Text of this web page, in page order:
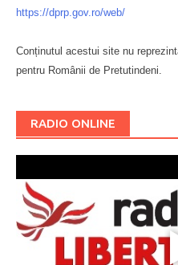
https://dprp.gov.ro/web/
Conținutul acestui site nu
pentru Românii de Pretutindeni.
RADIO ONLINE